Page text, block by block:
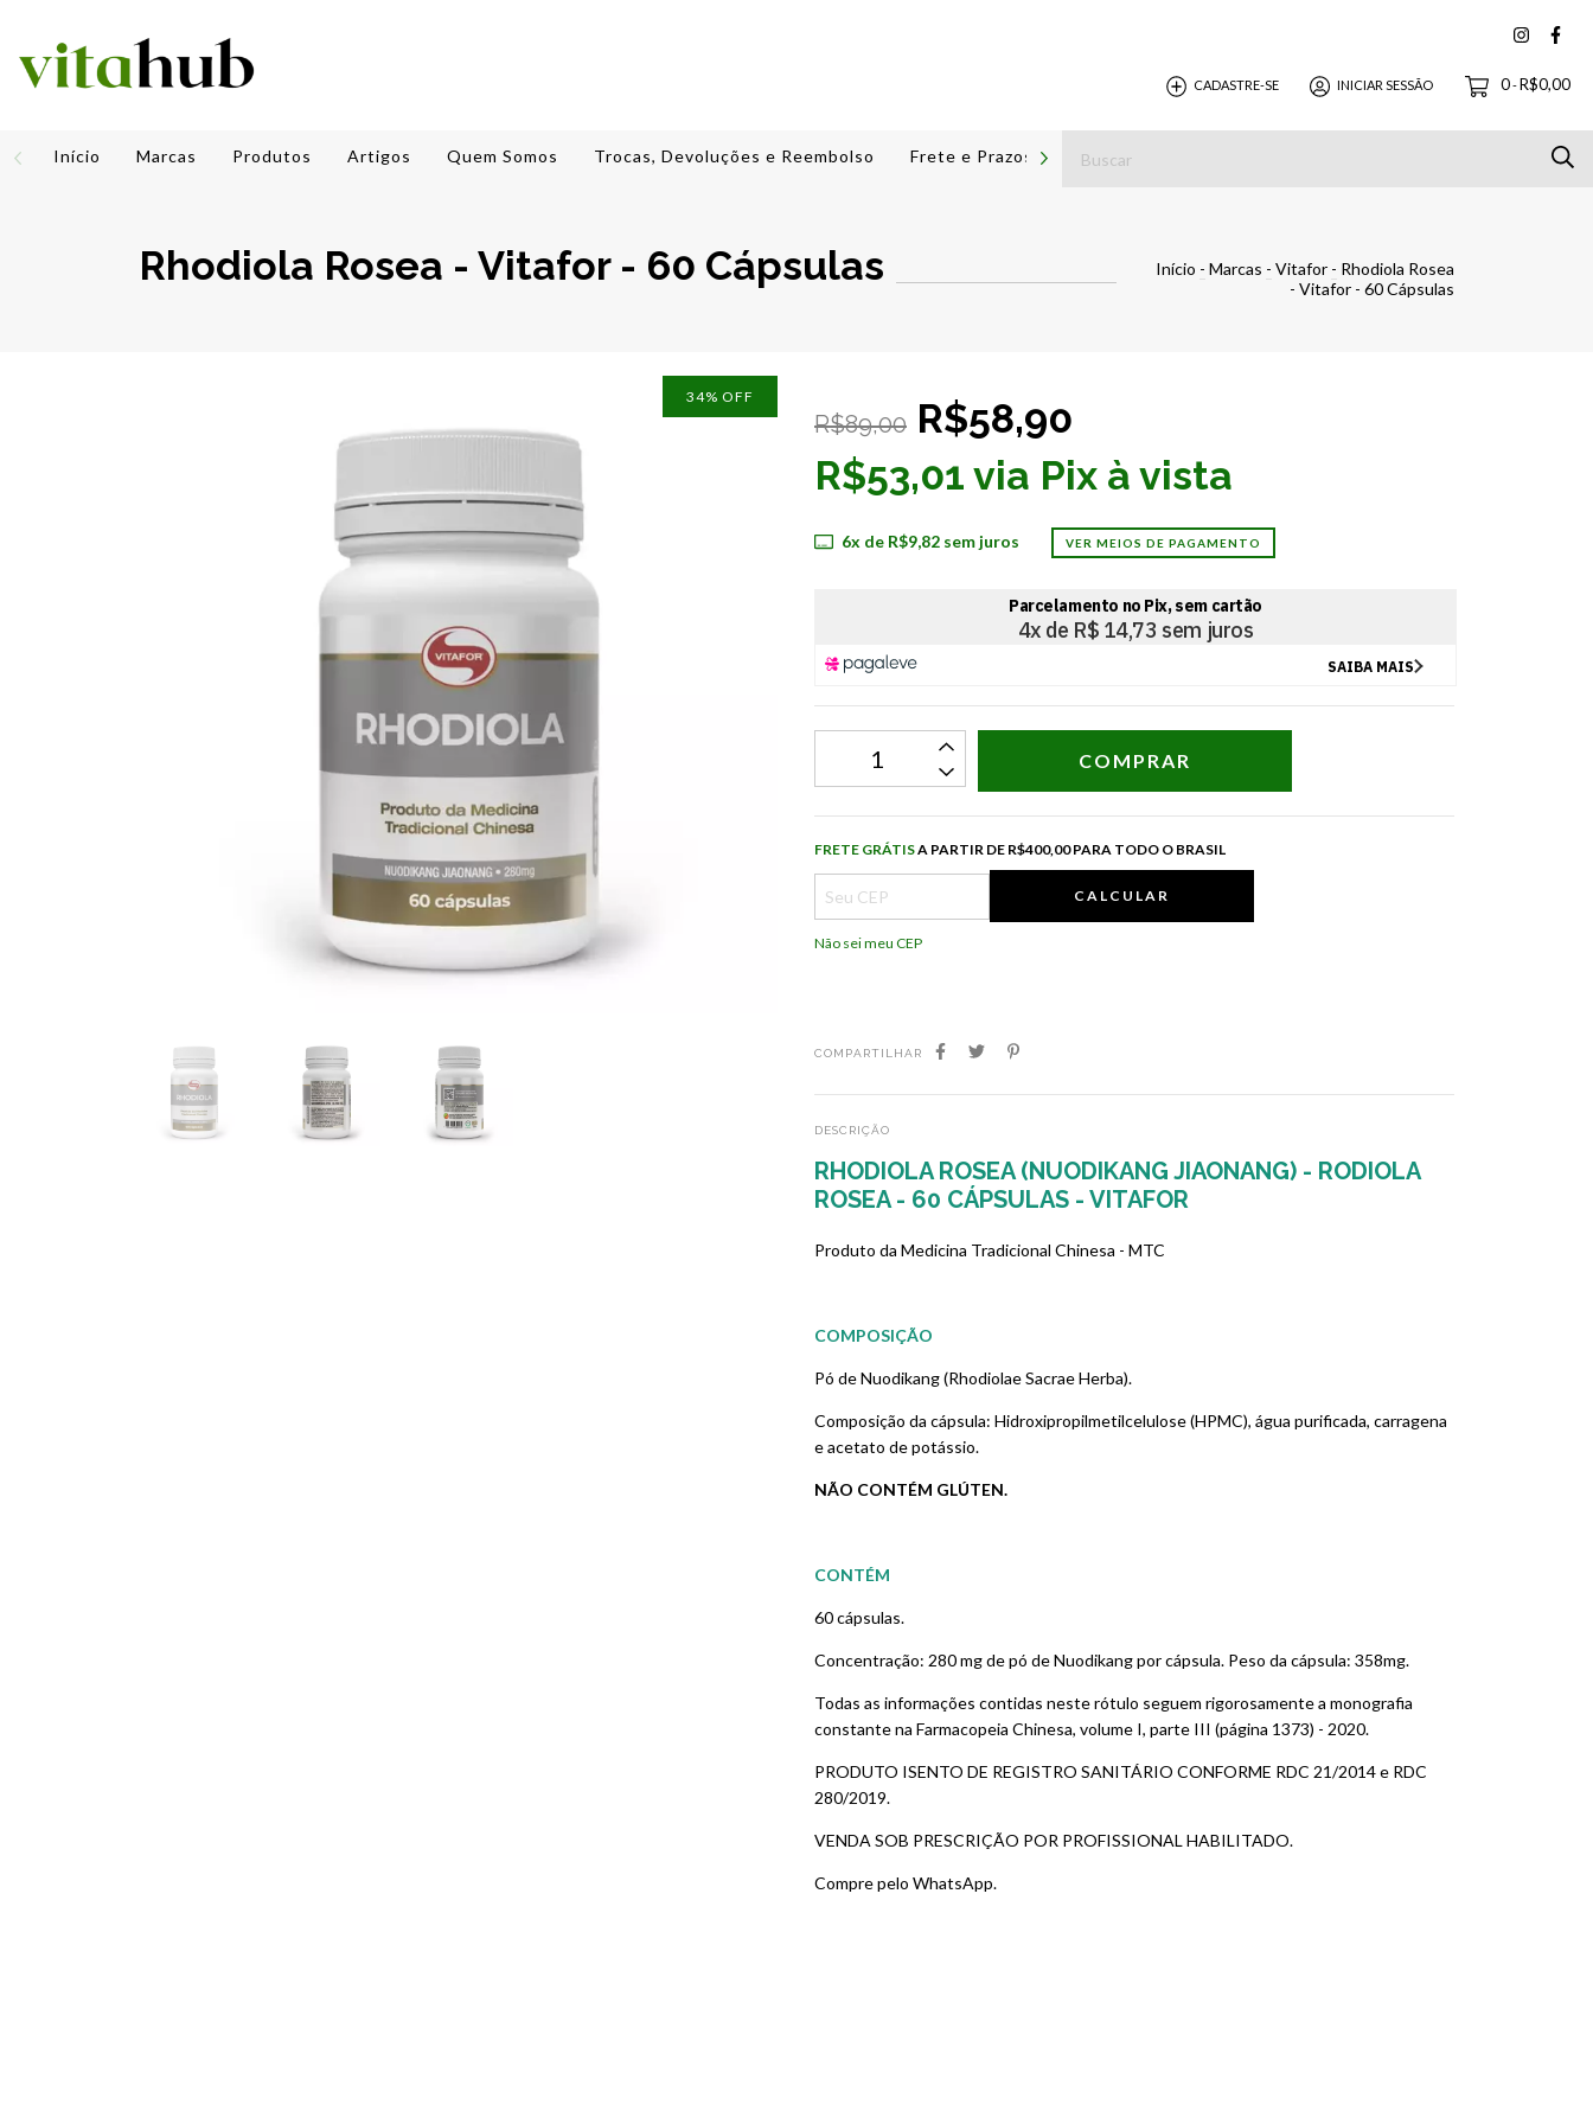
CADASTRE-SE INICIAR SESSÃO 0-R$0,00
Início Marcas Produtos Artigos Quem Somos Trocas, Devoluções e Reembolso Frete e Prazos de Entrega
Rhodiola Rosea - Vitafor - 60 Cápsulas Início - Marcas - Vitafor - Rhodiola Rosea
- Vitafor - 60 Cápsulas
34% OFF
R$89,00 R$58,90
R$53,01 via Pix à vista
6x de R$9,82sem juros VER MEIOS DE PAGAMENTO
Frete grátis R$400,00 para todo o Brasil
FRETE GRÁTISA PARTIR DE R$400,00 PARA TODO O BRASIL
CALCULAR
Não sei meu CEP
COMPARTILHAR
DESCRIÇÃO
RHODIOLA ROSEA (NUODIKANG JIAONANG) - RODIOLA
ROSEA - 60 CÁPSULAS - VITAFOR
Produto da Medicina Tradicional Chinesa - MTC
COMPOSIÇÃO
Pó de Nuodikang (Rhodiolae Sacrae Herba).
Composição da cápsula: Hidroxipropilmetilcelulose (HPMC), água purificada, carragena
e acetato de potássio.
NÃO CONTÉM GLÚTEN.
CONTÉM
60 cápsulas.
Concentração: 280 mg de pó de Nuodikang por cápsula. Peso da cápsula: 358mg.
Todas as informações contidas neste rótulo seguem rigorosamente a monografia
constante na Farmacopeia Chinesa, volume I, parte III (página 1373) - 2020.
PRODUTO ISENTO DE REGISTRO SANITÁRIO CONFORME RDC 21/2014 e RDC
280/2019.
VENDA SOB PRESCRIÇÃO POR PROFISSIONAL HABILITADO.
Compre pelo WhatsApp.